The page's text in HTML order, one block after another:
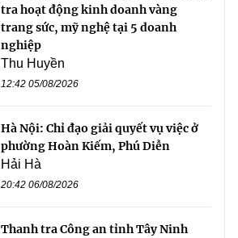
tra hoạt động kinh doanh vàng
trang sức, mỹ nghệ tại 5 doanh
nghiệp
Thu Huyền
12:42 05/08/2026
Hà Nội: Chỉ đạo giải quyết vụ việc ở
phường Hoàn Kiếm, Phú Diễn
Hải Hà
20:42 06/08/2026
Thanh tra Công an tỉnh Tây Ninh